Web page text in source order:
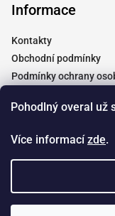
Pohodlný overal už
Více informacízde.
Informace
Kontakty
Obchodní podmínky
Podmínky ochrany
Moje objednávka
Doprava
Spolupráce